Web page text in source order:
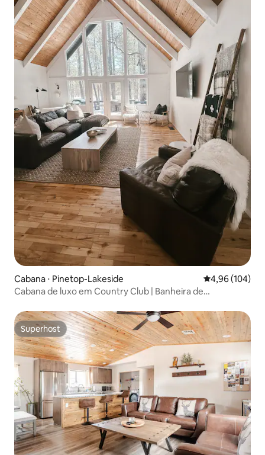
Cabana ⋅ Pinetop-Lakeside 4,96 de uma
4,96 (104)
Cabana de luxo em Country Club | Banheira de
condicionado
Superhost
Superhost